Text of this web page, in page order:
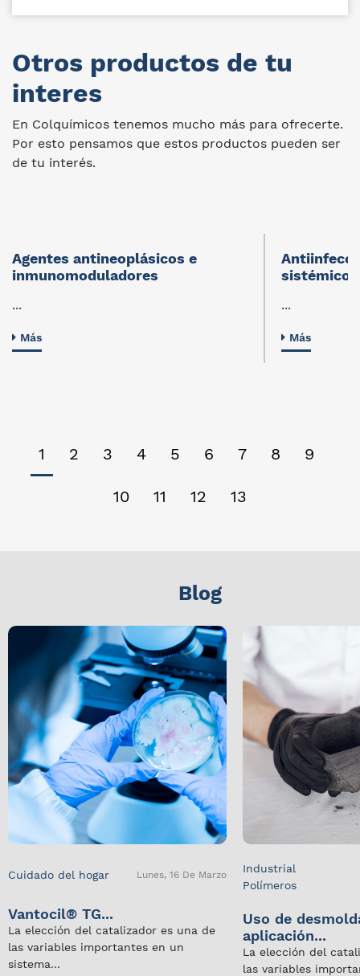
Otros productos de tu
interes
En Colquímicos tenemos mucho más para ofrecerte.
Por esto pensamos que estos productos pueden ser
de tu interés.
Agentes antineoplásicos e
inmunomoduladores
...
Más
sistémico
...
Más
1 2 3 4 5 6 7 8 9
10 11 12 13
Blog
Cuidado del hogar Lunes, 16 De Marzo
Vantocil® TG...
La elección del catalizador es una de
las variables importantes en un
sistema...
Industrial
Polímeros
Uso de
aplicación...
La elección del
las variables